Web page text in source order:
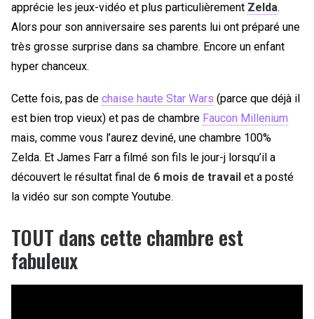
apprécie les jeux-vidéo et plus particulièrement Zelda.
Alors pour son anniversaire ses parents lui ont préparé une
très grosse surprise dans sa chambre. Encore un enfant
hyper chanceux.
Cette fois, pas de chaise haute Star Wars (parce que déjà il
est bien trop vieux) et pas de chambre Faucon Millenium
mais, comme vous l’aurez deviné, une chambre 100%
Zelda. Et James Farr a filmé son fils le jour-j lorsqu’il a
découvert le résultat final de 6 mois de travail et a posté
la vidéo sur son compte Youtube.
TOUT dans cette chambre est
fabuleux